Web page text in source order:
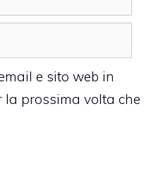
e sito web in
la prossima volta che